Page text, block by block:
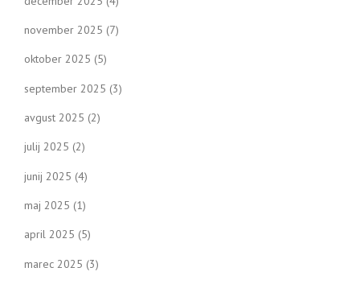
november 2025 (7)
oktober 2025 (5)
september 2025 (3)
avgust 2025 (2)
julij 2025 (2)
junij 2025 (4)
maj 2025 (1)
april 2025 (5)
marec 2025 (3)